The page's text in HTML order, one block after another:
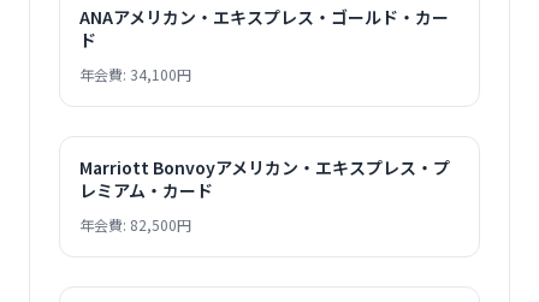
ANAアメリカン・エキスプレス・ゴールド・カー
ド
年会費: 34,100円
Marriott Bonvoyアメリカン・エキスプレス・プ
レミアム・カード
年会費: 82,500円